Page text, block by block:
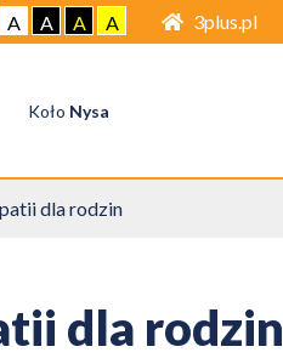
A A A A 3plus.pl
Koło Nysa
dla rodzin
dla rodzin